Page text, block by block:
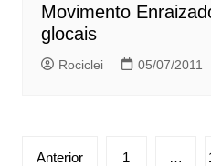
Movimento
glocais
Rociclei 05/07/2011
Paginação
Anterior 1 …